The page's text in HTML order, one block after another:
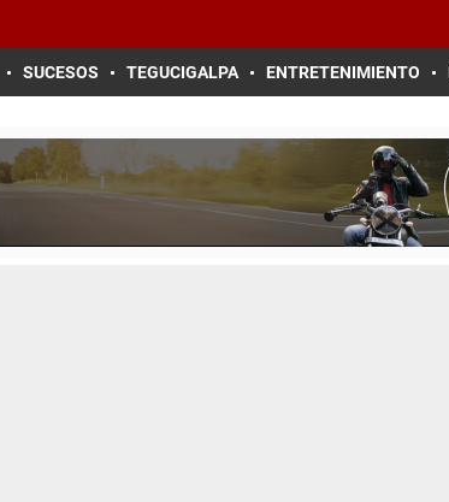
SUCESOS TEGUCIGALPA ENTRETENIMIENTO